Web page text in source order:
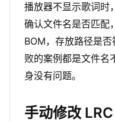
播放器不显示歌词时
确认文件名是否匹
BOM，存放路径是
败的案例都是文件名
身没有问题。
手动修改